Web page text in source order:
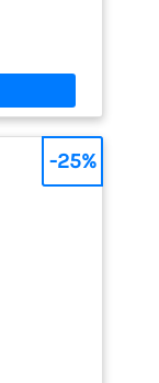
à ressort
Le
la vapeur
du
remet en
voyant LED
s’allume-25%